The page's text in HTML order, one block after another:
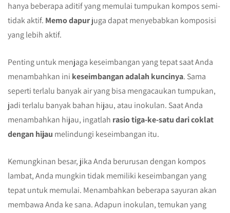
hanya beberapa aditif yang memulai tumpukan kompos semi-
tidak aktif. Memo dapurjuga dapat menyebabkan komposisi
yang lebih aktif.
Penting untuk menjaga keseimbangan yang tepat saat Anda
menambahkan ini keseimbangan adalah kuncinya. Sama
seperti terlalu banyak air yang bisa mengacaukan tumpukan,
jadi terlalu banyak bahan hijau, atau inokulan. Saat Anda
menambahkan hijau, ingatlah rasio tiga-ke-satu dari coklat
dengan hijau melindungi keseimbangan itu.
Kemungkinan besar, jika Anda berurusan dengan kompos
lambat, Anda mungkin tidak memiliki keseimbangan yang
tepat untuk memulai. Menambahkan beberapa sayuran akan
membawa Anda ke sana. Adapun inokulan, temukan yang